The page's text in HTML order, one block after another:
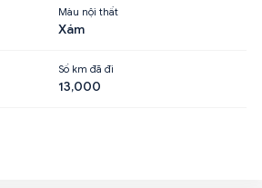
Màu nội thất
Xám
Số km đã đi
13,000